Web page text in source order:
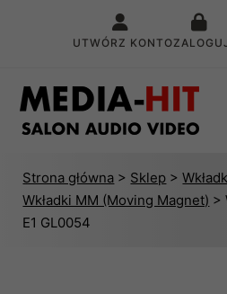
UTWÓRZ KONTO
Strona główna > Sklep >
Wkładki MM (Moving Magnet) >
E1 GL0054